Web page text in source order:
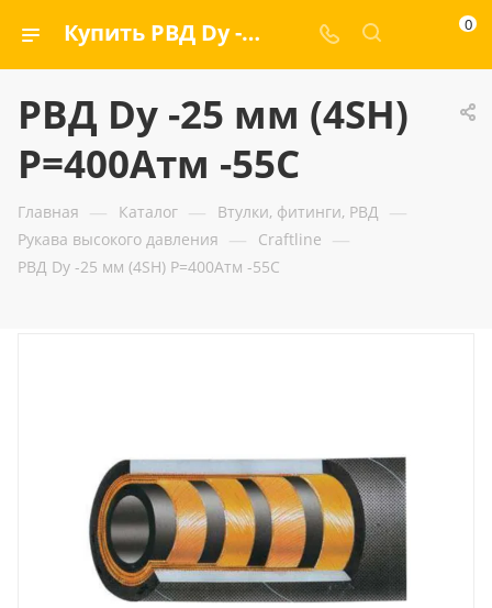
Купить РВД Dу -25 мм (4SH) Р=400Атм -55C — ООО «ГИДРАМАКС» 0
РВД Dу -25 мм (4SH)
Р=400Атм -55C
Главная — Каталог — Втулки, фитинги, РВД —
Рукава высокого давления — Craftline —
РВД Dу -25 мм (4SH) Р=400Атм -55C